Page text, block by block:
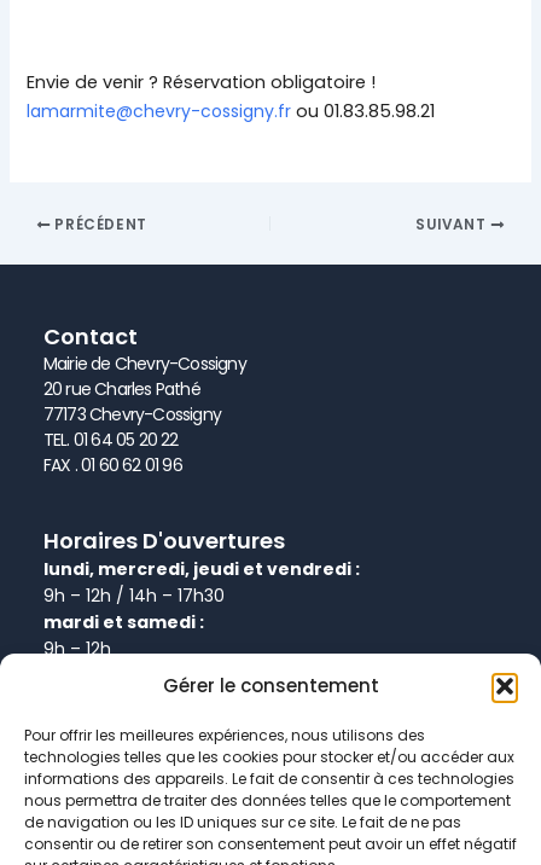
Gérer le consentement
Pour offrir les meilleures expériences, nous utilisons des
technologies telles que les cookies pour stocker et/ou accéder aux
informations des appareils. Le fait de consentir à ces technologies
nous permettra de traiter des données telles que le comportement
de navigation ou les ID uniques sur ce site. Le fait de ne pas
consentir ou de retirer son consentement peut avoir un effet négatif
Envie de venir ? Réservation obligatoire !
lamarmite@chevry-cossigny.fr ou 01.83.85.98.21
PRÉCÉDENT SUIVANT
Contact
Mairie de Chevry-Cossigny
20 rue Charles Pathé
77173 Chevry-Cossigny
TEL. 01 64 05 20 22
FAX . 01 60 62 01 96
Horaires D'ouvertures
lundi, mercredi, jeudi et vendredi :
9h – 12h / 14h – 17h30
mardi et samedi :
9h – 12h
Informations
Plan de site
Politique de confidentialité
Politique de cookies